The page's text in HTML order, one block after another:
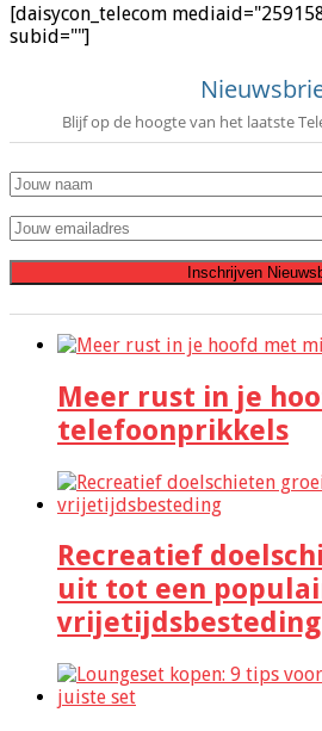
[daisycon_telecom
subid=""]
Blijf op de hoogte van het laatste
Meer rust in je
telefoonprikkels
Recreatief
uit tot een
vrijetijdsbesteding